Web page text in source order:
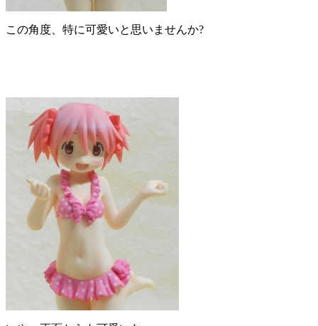
この角度、特に可愛いと思いませんか?